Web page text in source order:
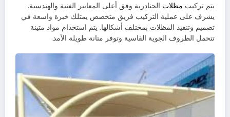
يتم تركيب مظلات الجنادرية وفق أعلى المعايير الفنية والهندسية.
يشرف على عملية التركيب فريق متخصص يمتلك خبرة واسعة في
تصميم وتنفيذ المظلات بمختلف أشكالها. يتم استخدام مواد متينة
تتحمل الظروف الجوية القاسية وتوفر متانة طويلة الأمد.